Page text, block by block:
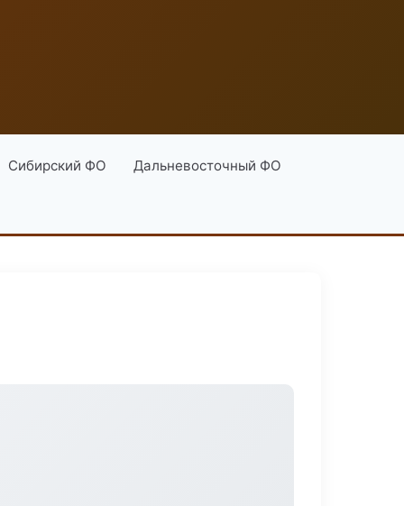
Сибирский ФО Дальневосточный ФО